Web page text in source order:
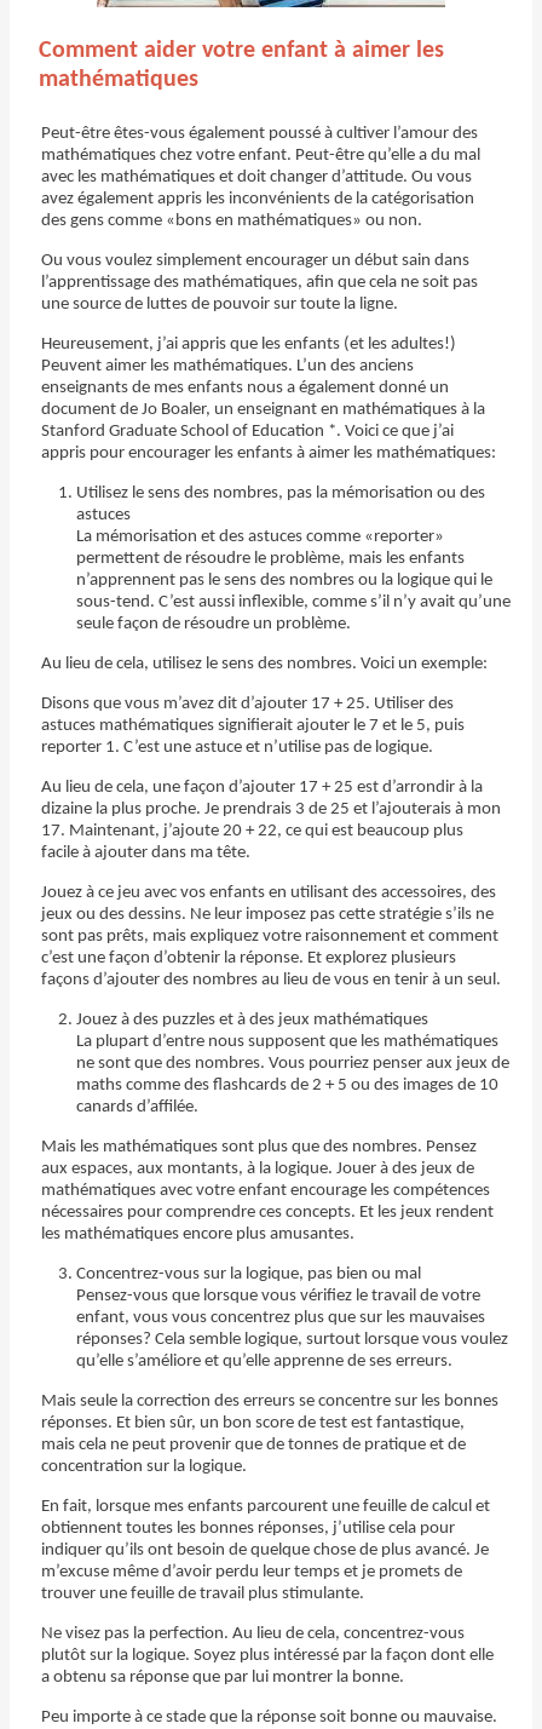
Comment aider votre enfant à aimer les
mathématiques
Peut-être êtes-vous également poussé à cultiver l’amour des
mathématiques chez votre enfant. Peut-être qu’elle a du mal
avec les mathématiques et doit changer d’attitude. Ou vous
avez également appris les inconvénients de la catégorisation
des gens comme «bons en mathématiques» ou non.
Ou vous voulez simplement encourager un début sain dans
l’apprentissage des mathématiques, afin que cela ne soit pas
une source de luttes de pouvoir sur toute la ligne.
Heureusement, j’ai appris que les enfants (et les adultes!)
Peuvent aimer les mathématiques. L’un des anciens
enseignants de mes enfants nous a également donné un
document de Jo Boaler, un enseignant en mathématiques à la
Stanford Graduate School of Education *. Voici ce que j’ai
appris pour encourager les enfants à aimer les mathématiques:
Utilisez le sens des nombres, pas la mémorisation ou des
astuces
La mémorisation et des astuces comme «reporter»
permettent de résoudre le problème, mais les enfants
n’apprennent pas le sens des nombres ou la logique qui le
sous-tend. C’est aussi inflexible, comme s’il n’y avait qu’une
seule façon de résoudre un problème.
Au lieu de cela, utilisez le sens des nombres. Voici un exemple:
Disons que vous m’avez dit d’ajouter 17 + 25. Utiliser des
astuces mathématiques signifierait ajouter le 7 et le 5, puis
reporter 1. C’est une astuce et n’utilise pas de logique.
Au lieu de cela, une façon d’ajouter 17 + 25 est d’arrondir à la
dizaine la plus proche. Je prendrais 3 de 25 et l’ajouterais à mon
17. Maintenant, j’ajoute 20 + 22, ce qui est beaucoup plus
facile à ajouter dans ma tête.
Jouez à ce jeu avec vos enfants en utilisant des accessoires, des
jeux ou des dessins. Ne leur imposez pas cette stratégie s’ils ne
sont pas prêts, mais expliquez votre raisonnement et comment
c’est une façon d’obtenir la réponse. Et explorez plusieurs
façons d’ajouter des nombres au lieu de vous en tenir à un seul.
Jouez à des puzzles et à des jeux mathématiques
La plupart d’entre nous supposent que les mathématiques
ne sont que des nombres. Vous pourriez penser aux jeux de
maths comme des flashcards de 2 + 5 ou des images de 10
canards d’affilée.
Mais les mathématiques sont plus que des nombres. Pensez
aux espaces, aux montants, à la logique. Jouer à des jeux de
mathématiques avec votre enfant encourage les compétences
nécessaires pour comprendre ces concepts. Et les jeux rendent
les mathématiques encore plus amusantes.
Concentrez-vous sur la logique, pas bien ou mal
Pensez-vous que lorsque vous vérifiez le travail de votre
enfant, vous vous concentrez plus que sur les mauvaises
réponses? Cela semble logique, surtout lorsque vous voulez
qu’elle s’améliore et qu’elle apprenne de ses erreurs.
Mais seule la correction des erreurs se concentre sur les bonnes
réponses. Et bien sûr, un bon score de test est fantastique,
mais cela ne peut provenir que de tonnes de pratique et de
concentration sur la logique.
En fait, lorsque mes enfants parcourent une feuille de calcul et
obtiennent toutes les bonnes réponses, j’utilise cela pour
indiquer qu’ils ont besoin de quelque chose de plus avancé. Je
m’excuse même d’avoir perdu leur temps et je promets de
trouver une feuille de travail plus stimulante.
Ne visez pas la perfection. Au lieu de cela, concentrez-vous
plutôt sur la logique. Soyez plus intéressé par la façon dont elle
a obtenu sa réponse que par lui montrer la bonne.
Peu importe à ce stade que la réponse soit bonne ou mauvaise.